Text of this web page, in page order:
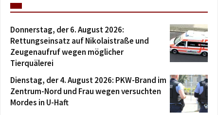
Donnerstag, der 6. August 2026:
Rettungseinsatz auf Nikolaistraße und
Zeugenaufruf wegen möglicher
Tierquälerei
Dienstag, der 4. August 2026: PKW-Brand im
Zentrum-Nord und Frau wegen versuchten
Mordes in U-Haft